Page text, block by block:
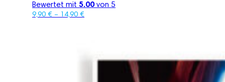
Bewertet mit 5.00von 5
9,90 € – 14,90 €